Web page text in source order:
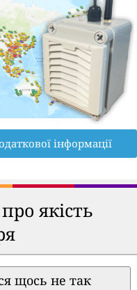
інформації
якість
щось не так